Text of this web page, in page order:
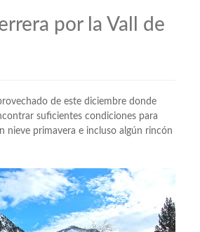
por la Vall de
de este diciembre donde
suficientes condiciones para
nieve primavera e incluso algún rincón